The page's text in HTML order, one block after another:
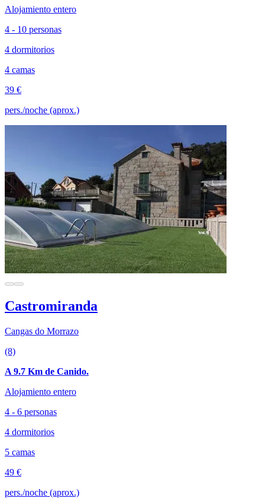
Alojamiento entero
4 - 10 personas
4 dormitorios
4 camas
39 €
pers./noche (aprox.)
Castromiranda
Cangas do Morrazo
(8)
A 9.7 Km de Canido.
Alojamiento entero
4 - 6 personas
4 dormitorios
5 camas
49 €
pers./noche (aprox.)